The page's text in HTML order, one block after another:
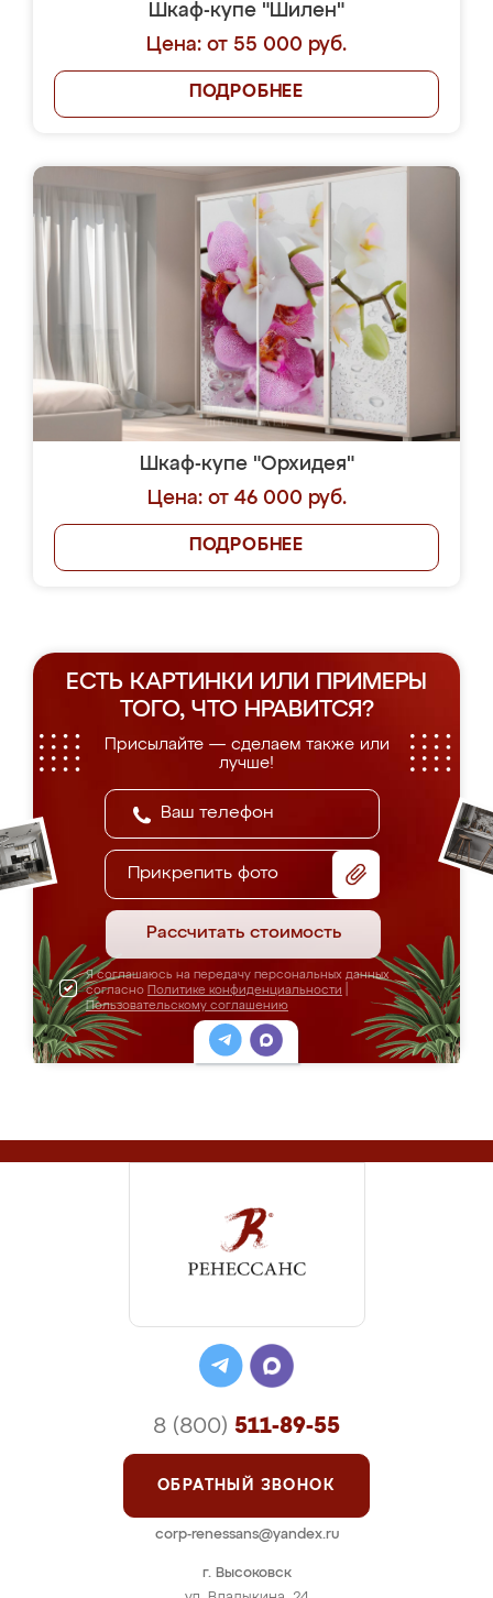
Шкаф-купе "Шилен"
Цена: от 55 000 руб.
ПОДРОБНЕЕ
Шкаф-купе "Орхидея"
Цена: от 46 000 руб.
ПОДРОБНЕЕ
ЕСТЬ КАРТИНКИ ИЛИ ПРИМЕРЫ
ТОГО, ЧТО НРАВИТСЯ?
Присылайте — сделаем также или
лучше!
Прикрепить фото
Рассчитать стоимость
Я соглашаюсь на передачу персональных данных
согласно Политике конфиденциальности
Пользовательскому соглашению
г. Высоковск
8 (800) 511-89-55
ОБРАТНЫЙ ЗВОНОК
corp-renessans@yandex.ru